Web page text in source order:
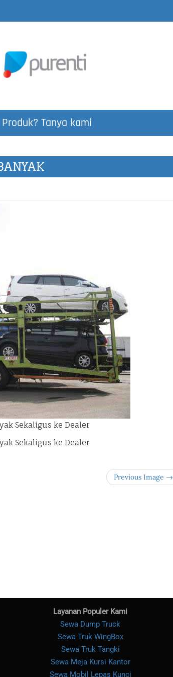
Tanya kami
Sekaligus ke Dealer
Sekaligus ke Dealer
Previous Image →
Layanan Populer Kami
Sewa Dump Truck
Sewa Truk WingBox
Sewa Truk Tangki
Sewa Meja Kursi Kantor
Sewa Mobil Lepas Kunci